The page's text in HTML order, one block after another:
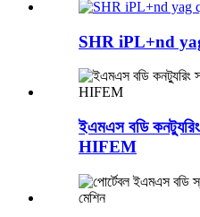
SHR iPL+nd
ইএমএস বডি কনট্যুরিং
HIFEM